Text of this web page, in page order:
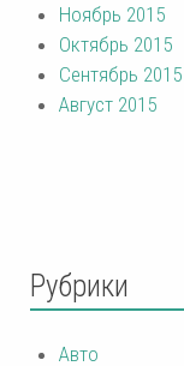
Ноябрь 2015
Октябрь 2015
Сентябрь 2015
Август 2015
Рубрики
Авто